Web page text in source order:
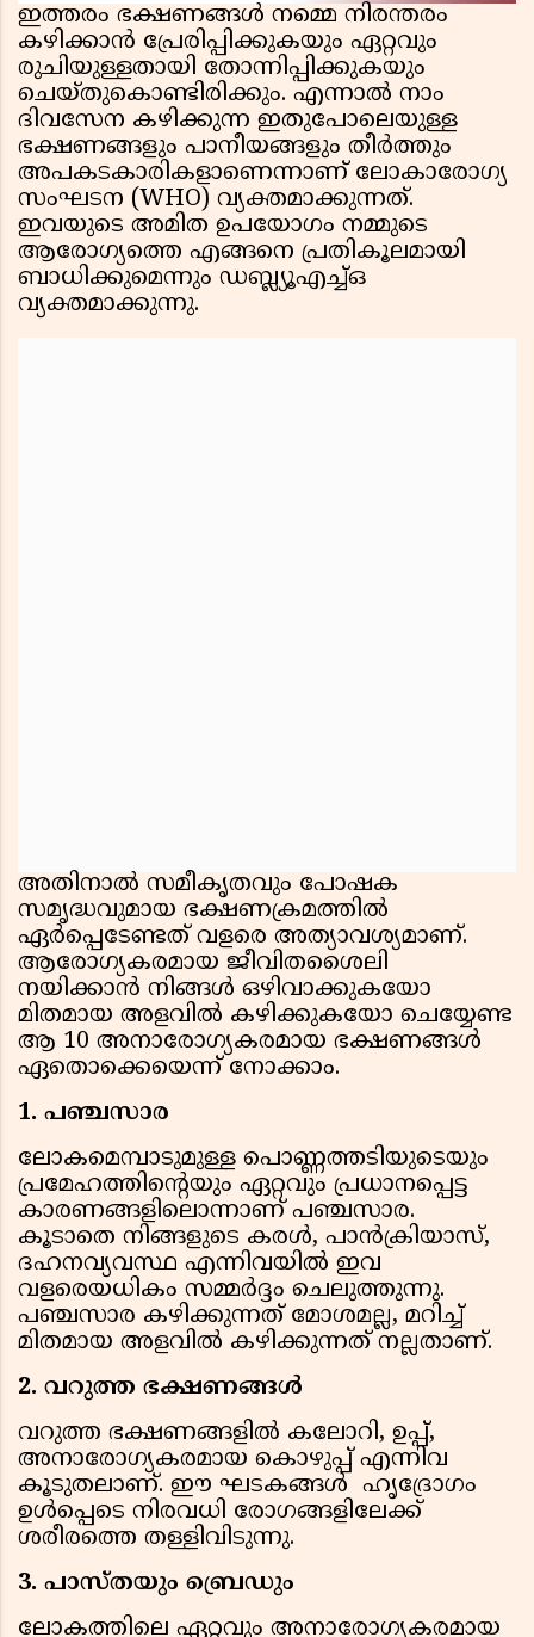
ഇത്തരം ഭക്ഷണങ്ങള്‍ നമ്മെ നിരന്തരം
കഴിക്കാന്‍ പ്രേരിപ്പിക്കുകയും ഏറ്റവും
രുചിയുള്ളതായി തോന്നിപ്പിക്കുകയും
ചെയ്തുകൊണ്ടിരിക്കും. എന്നാല്‍ നാം
ദിവസേന കഴിക്കുന്ന ഇതുപോലെയുള്ള
ഭക്ഷണങ്ങളും പാനീയങ്ങളും തീര്‍ത്തും
അപകടകാരികളാണെന്നാണ് ലോകാരോഗ്യ
സംഘടന (WHO) വ്യക്തമാക്കുന്നത്.
ഇവയുടെ അമിത ഉപയോഗം നമ്മുടെ
ആരോഗ്യത്തെ എങ്ങനെ പ്രതികൂലമായി
ബാധിക്കുമെന്നും ഡബ്ല്യൂഎച്ച്ഒ
വ്യക്തമാക്കുന്നു.
അതിനാല്‍ സമീകൃതവും പോഷക
സമൃദ്ധവുമായ ഭക്ഷണക്രമത്തില്‍
ഏര്‍പ്പെടേണ്ടത് വളരെ അത്യാവശ്യമാണ്.
ആരോഗ്യകരമായ ജീവിതശൈലി
നയിക്കാന്‍ നിങ്ങള്‍ ഒഴിവാക്കുകയോ
മിതമായ അളവില്‍ കഴിക്കുകയോ ചെയ്യേണ്ട
ആ 10 അനാരോഗ്യകരമായ ഭക്ഷണങ്ങള്‍
ഏതൊക്കെയെന്ന് നോക്കാം.
1. പഞ്ചസാര
ലോകമെമ്പാടുമുള്ള പൊണ്ണത്തടിയുടെയും
പ്രമേഹത്തിന്റെയും ഏറ്റവും പ്രധാനപ്പെട്ട
കാരണങ്ങളിലൊന്നാണ് പഞ്ചസാര.
കൂടാതെ നിങ്ങളുടെ കരള്‍, പാന്‍ക്രിയാസ്,
ദഹനവ്യവസ്ഥ എന്നിവയില്‍ ഇവ
വളരെയധികം സമ്മര്‍ദ്ദം ചെലുത്തുന്നു.
പഞ്ചസാര കഴിക്കുന്നത് മോശമല്ല, മറിച്ച്
മിതമായ അളവില്‍ കഴിക്കുന്നത് നല്ലതാണ്.
2. വറുത്ത ഭക്ഷണങ്ങള്‍
വറുത്ത ഭക്ഷണങ്ങളില്‍ കലോറി, ഉപ്പ്,
അനാരോഗ്യകരമായ കൊഴുപ്പ് എന്നിവ
കൂടുതലാണ്. ഈ ഘടകങ്ങള്‍ ഹൃദ്രോഗം
ഉള്‍പ്പെടെ നിരവധി രോഗങ്ങളിലേക്ക്
ശരീരത്തെ തള്ളിവിടുന്നു.
3. പാസ്തയും ബ്രെഡും
ലോകത്തിലെ ഏറ്റവും അനാരോഗ്യകരമായ